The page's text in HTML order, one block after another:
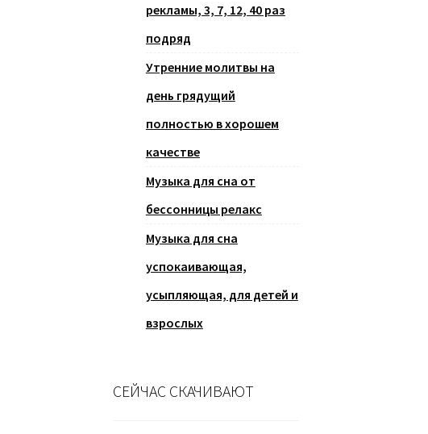
рекламы, 3, 7, 12, 40 раз
подряд
Утренние молитвы на
день грядущий
полностью в хорошем
качестве
Музыка для сна от
бессонницы релакс
Музыка для сна
успокаивающая,
усыпляющая, для детей и
взрослых
СЕЙЧАС СКАЧИВАЮТ